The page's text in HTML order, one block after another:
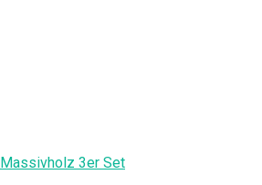
3er Set